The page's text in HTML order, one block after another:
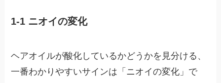
1-1 ニオイの変化
ヘアオイルが酸化しているかどうかを見分ける、
一番わかりやすいサインは「ニオイの変化」で